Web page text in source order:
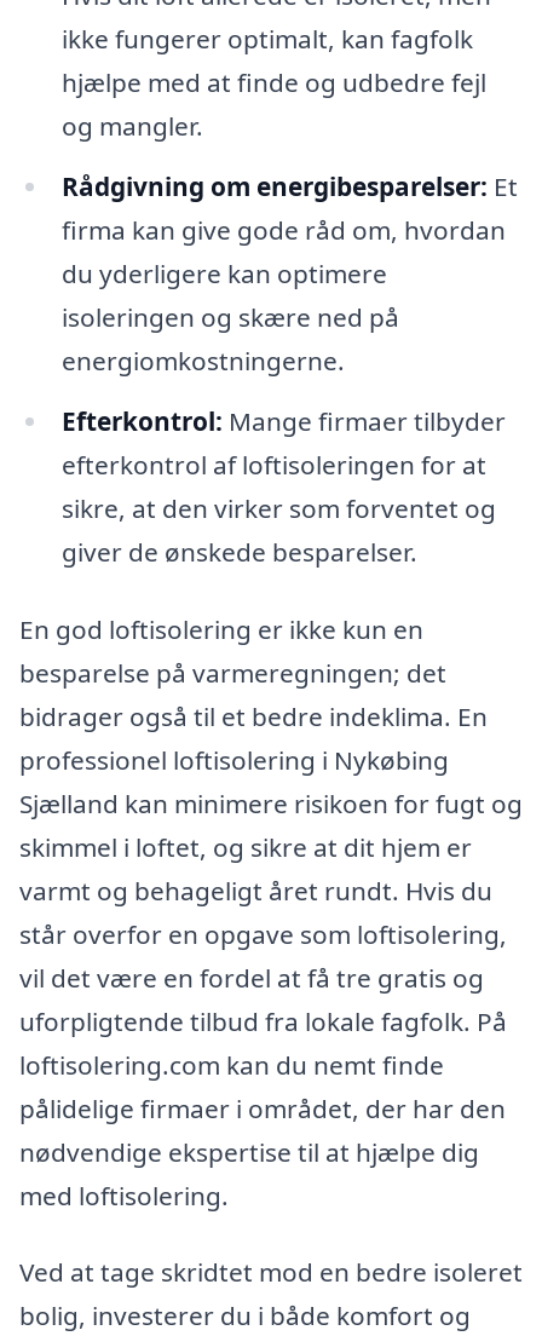
ikke fungerer optimalt, kan fagfolk
hjælpe med at finde og udbedre fejl
og mangler.
Rådgivning om energibesparelser: Et
firma kan give gode råd om, hvordan
du yderligere kan optimere
isoleringen og skære ned på
energiomkostningerne.
Efterkontrol: Mange firmaer tilbyder
efterkontrol af loftisoleringen for at
sikre, at den virker som forventet og
giver de ønskede besparelser.
En god loftisolering er ikke kun en
besparelse på varmeregningen; det
bidrager også til et bedre indeklima. En
professionel loftisolering i Nykøbing
Sjælland kan minimere risikoen for fugt og
skimmel i loftet, og sikre at dit hjem er
varmt og behageligt året rundt. Hvis du
står overfor en opgave som loftisolering,
vil det være en fordel at få tre gratis og
uforpligtende tilbud fra lokale fagfolk. På
loftisolering.com kan du nemt finde
pålidelige firmaer i området, der har den
nødvendige ekspertise til at hjælpe dig
med loftisolering.
Ved at tage skridtet mod en bedre isoleret
bolig, investerer du i både komfort og